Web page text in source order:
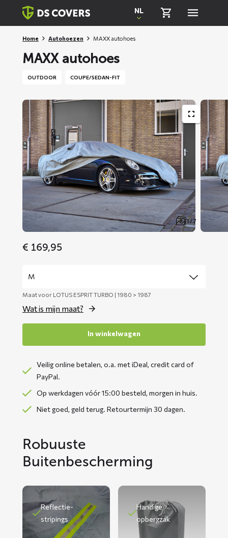
Skiplinks
NL
Home Autohoezen MAXX autohoes
MAXX autohoes
OUTDOOR COUPE/SEDAN-FIT
1 / 7
€ 169,95
Maat voor LOTUS ESPRIT TURBO | 1980 > 1987
Wat is mijn maat?
In winkelwagen
Veilig online betalen, o.a. met iDeal, credit card of
PayPal.
Op werkdagen vóór 15:00 besteld, morgen in huis.
Niet goed, geld terug. Retourtermijn 30 dagen.
Robuuste
Buitenbescherming
Reflectie-
stripings
Handige
opbergzak